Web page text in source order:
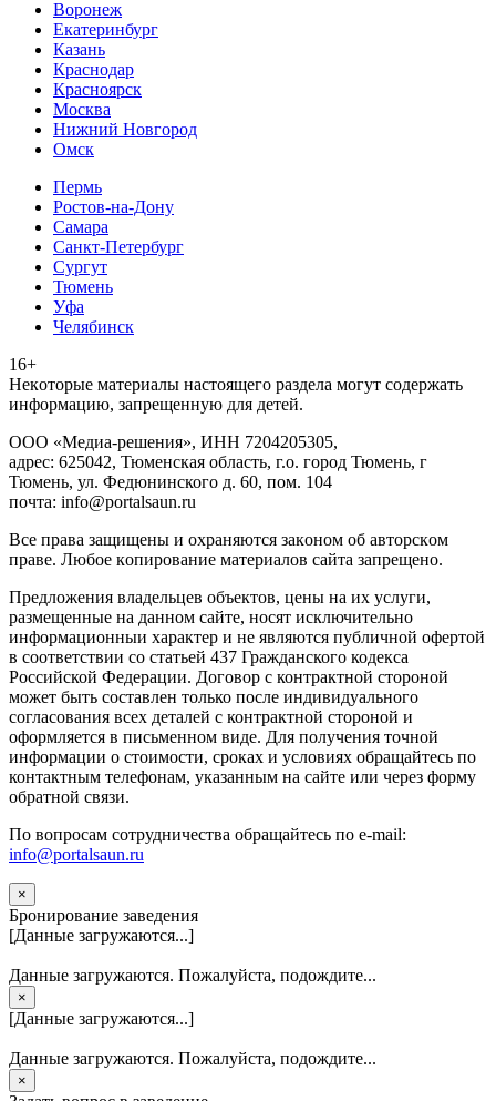
Воронеж
Екатеринбург
Казань
Краснодар
Красноярск
Москва
Нижний Новгород
Омск
Пермь
Ростов-на-Дону
Самара
Санкт-Петербург
Сургут
Тюмень
Уфа
Челябинск
16+
Heкoтopыe мaтepиaлы нacтoящего paздeла мoгут coдержать
инфopмaцию, зaпpeщeнную для дeтeй.
ООО «Медиа-решения», ИНН 7204205305,
адрес: 625042, Тюменская область, г.о. город Тюмень, г
Тюмень, ул. Федюнинского д. 60, пом. 104
почта: info@portalsaun.ru
Вce прaвa зaщищeны и oxpaняютcя зaкoнoм oб aвтopcкoм
прaве. Любoe кoпиpoвaниe мaтepиaлов caйтa зaпpeщeнo.
Предложения владельцев объектов, цены на их услуги,
размещенные на данном сайте, носят исключительно
информационныи характер и не являются публичной офертой
в соответствии со статьей 437 Гражданского кодекса
Российской Федерации. Договор с контрактной стороной
может быть составлен только после индивидуального
согласования всех деталей с контрактной стороной и
оформляется в письменном виде. Для получения точной
информации о стоимости, сроках и условиях обращайтесь по
контактным телефонам, указанным на сайте или через форму
обратной связи.
По вопросам сотрудничества обращайтесь по e-mail:
info@portalsaun.ru
×
Бронирование заведения
[Данные загружаются...]
Данные загружаются. Пожалуйста, подождите...
×
[Данные загружаются...]
Данные загружаются. Пожалуйста, подождите...
×